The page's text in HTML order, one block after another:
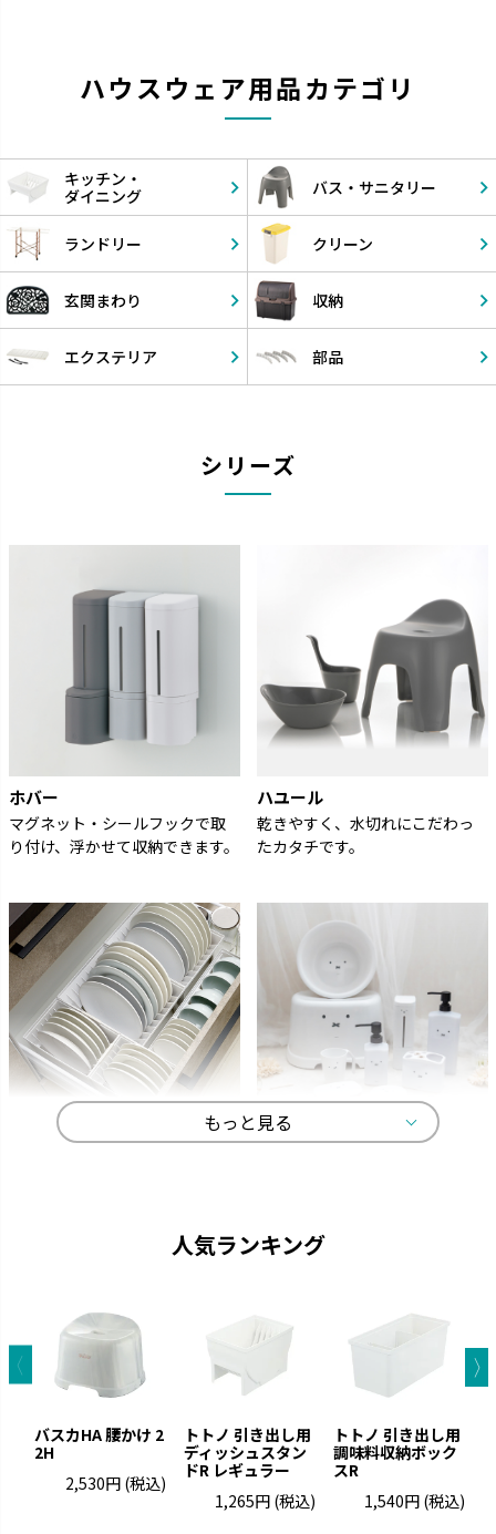
ハウスウェア用品カテゴリ
キッチン・
ダイニング
バス・ サニタリー
ランドリー クリーン
玄関まわり 収納
エクステリア 部品
シリーズ
ホバー
マグネット・シールフックで取
り付け、浮かせて収納できます。
ハユール
乾きやすく、水切れにこだわっ
たカタチです。
シェリー
もっと見る
人気ランキング
バスカHA 腰かけ 2
2H
2,530円 (税込)
トトノ 引き出し用
ディッシュスタン
ドR レギュラー
1,265円 (税込)
トトノ 引き出し用
調味料収納ボック
スR
1,540円 (税込)